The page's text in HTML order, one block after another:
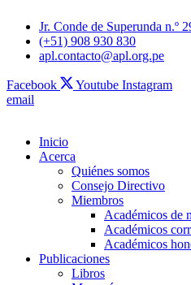
Jr. Conde de Superunda n.º
(+51) 908 930 830
apl.contacto@apl.org.pe
Facebook Youtube Instagram
email
Inicio
Acerca
Quiénes somos
Consejo Directivo
Miembros
Académicos de
Académicos
Académicos
Publicaciones
Libros